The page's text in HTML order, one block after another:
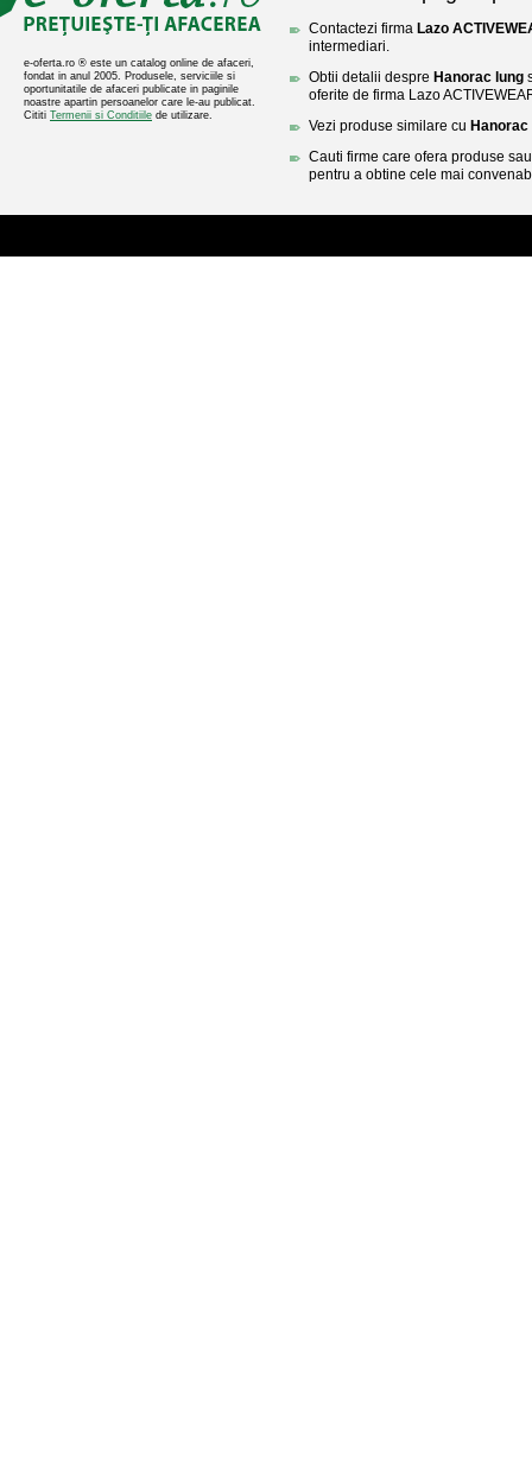
e-oferta.ro ® este un catalog online de afaceri,
fondat in anul 2005. Produsele, serviciile si
oportunitatile de afaceri publicate in paginile
noastre apartin persoanelor care le-au publicat.
Cititi Termenii si Conditiile de utilizare.
Contactezi firma Lazo
intermediari.
Obtii detalii despre Hanorac lung
oferite de firma Lazo
Vezi produse similare cu Hanorac
Cauti firme care ofera produse
pentru a obtine cele mai